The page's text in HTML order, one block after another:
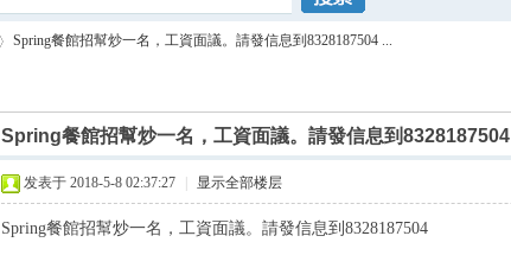
搜索
Spring餐館招幫炒一名，工資面議。請發信息到8328187504 ...
Spring餐館招幫炒一名，工資面議。請發信息到8328187504
发表于 2018-5-8 02:37:27 显示全部楼层
Spring餐館招幫炒一名，工資面議。請發信息到8328187504